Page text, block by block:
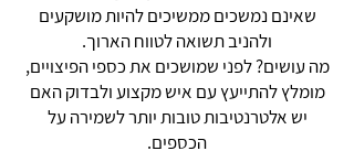
שאינם נמשכים ממשיכים להיות מושקעים
ולהניב תשואה לטווח הארוך.
מה עושים? לפני שמושכים את כספי הפיצויים,
מומלץ להתייעץ עם איש מקצוע ולבדוק האם
יש אלטרנטיבות טובות יותר לשמירה על
הכספים.